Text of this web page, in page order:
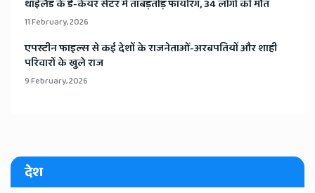
​थाईलैड के डे-केयर सेंटर में ताबड़तोड़ फायरिंग, 34 लोगों की मौत
11 February, 2026
​एपस्टीन फाइल्स से कई देशों के राजनेताओं-अरबपतियों और शाही
परिवारों के खुले राज
9 February, 2026
देश